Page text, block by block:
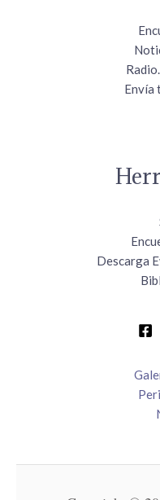
Envía
Descarga